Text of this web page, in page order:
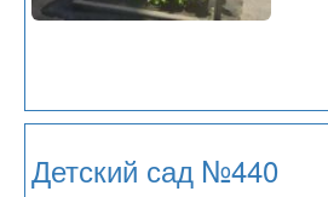
Детский сад №440